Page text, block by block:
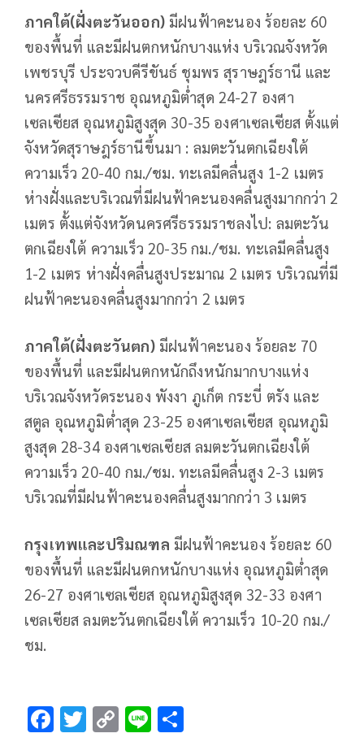
ภาคใต้(ฝั่งตะวันออก)มีฝนฟ้าคะนอง ร้อยละ 60
ของพื้นที่ และมีฝนตกหนักบางแห่ง บริเวณจังหวัด
เพชรบุรี ประจวบคีรีขันธ์ ชุมพร สุราษฎร์ธานี และ
นครศรีธรรมราช อุณหภูมิต่ำสุด 24-27 องศา
เซลเซียส อุณหภูมิสูงสุด 30-35 องศาเซลเซียส ตั้งแต่
จังหวัดสุราษฎร์ธานีขึ้นมา : ลมตะวันตกเฉียงใต้
ความเร็ว 20-40 กม./ชม. ทะเลมีคลื่นสูง 1-2 เมตร
ห่างฝั่งและบริเวณที่มีฝนฟ้าคะนองคลื่นสูงมากกว่า 2
เมตร ตั้งแต่จังหวัดนครศรีธรรมราชลงไป: ลมตะวัน
ตกเฉียงใต้ ความเร็ว 20-35 กม./ชม. ทะเลมีคลื่นสูง
1-2 เมตร ห่างฝั่งคลื่นสูงประมาณ 2 เมตร บริเวณที่มี
ฝนฟ้าคะนองคลื่นสูงมากกว่า 2 เมตร
ภาคใต้(ฝั่งตะวันตก)มีฝนฟ้าคะนอง ร้อยละ 70
ของพื้นที่ และมีฝนตกหนักถึงหนักมากบางแห่ง
บริเวณจังหวัดระนอง พังงา ภูเก็ต กระบี่ ตรัง และ
สตูล อุณหภูมิต่ำสุด 23-25 องศาเซลเซียส อุณหภูมิ
สูงสุด 28-34 องศาเซลเซียส ลมตะวันตกเฉียงใต้
ความเร็ว 20-40 กม./ชม. ทะเลมีคลื่นสูง 2-3 เมตร
บริเวณที่มีฝนฟ้าคะนองคลื่นสูงมากกว่า 3 เมตร
กรุงเทพและปริมณฑล มีฝนฟ้าคะนอง ร้อยละ 60
ของพื้นที่ และมีฝนตกหนักบางแห่ง อุณหภูมิต่ำสุด
26-27 องศาเซลเซียส อุณหภูมิสูงสุด 32-33 องศา
เซลเซียส ลมตะวันตกเฉียงใต้ ความเร็ว 10-20 กม./
ชม.
F T C Li